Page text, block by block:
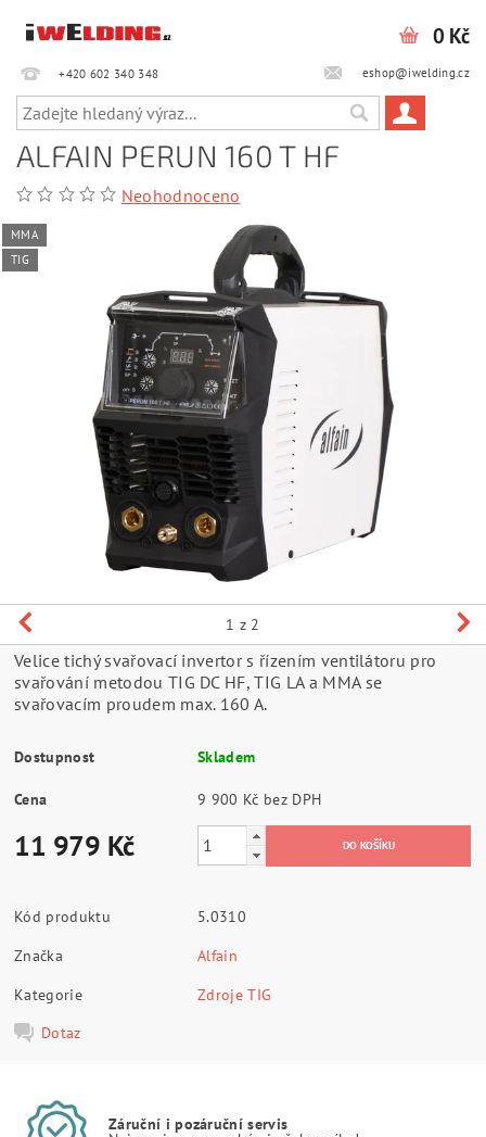
+420 602 340 348‎‎ eshop@iwelding.cz
0 Kč
ALFAIN PERUN 160 T HF
Neohodnoceno
MMA
TIG
1 z 2
Velice tichý svařovací invertor s řízením ventilátoru pro
svařování metodou TIG DC HF, TIG LA a MMA se
svařovacím proudem max. 160 A.
Dostupnost Skladem
Cena 9 900 Kč bez DPH
11 979 Kč
Kód produktu
5.0310
Značka
Alfain
Kategorie
Zdroje TIG
Dotaz
Záruční i pozáruční servis